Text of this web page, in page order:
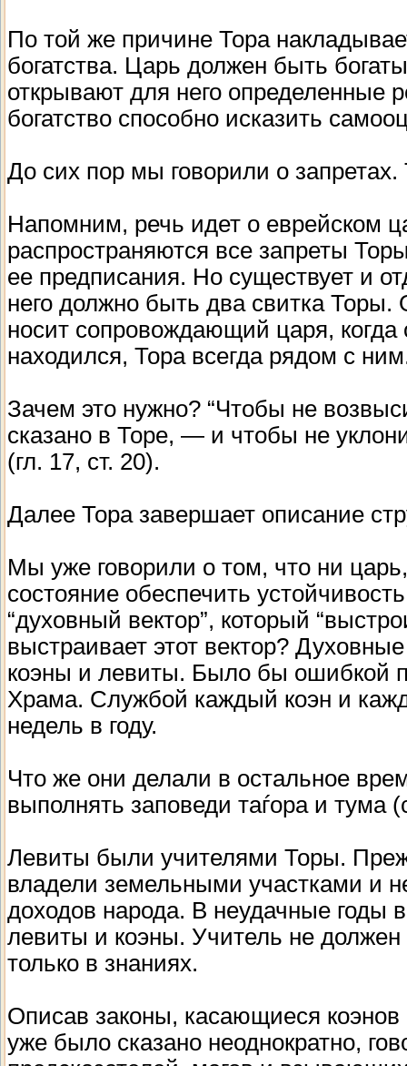
По той же причине Тора
богатства. Царь должен быть
открывают для него определенные
богатство способно исказить
До сих пор мы говорили о
Напомним, речь идет о еврейском
распространяются все запреты
ее предписания. Но существует и
него должно быть два свитка Торы.
носит сопровождающий царя,
находился, Тора всегда рядом с
Зачем это нужно? “Чтобы не
сказано в Торе, — и чтобы не
(гл. 17, ст. 20).
Далее Тора завершает описание
Мы уже говорили о том, что ни
состояние обеспечить
“духовный вектор”, который
выстраивает этот вектор?
коэны и левиты. Было бы ошибкой
Храма. Службой каждый коэн и
недель в году.
Что же они делали в остальное
выполнять заповеди таѓора и тума
Левиты были учителями Торы.
владели земельными участками и
доходов народа. В неудачные годы
левиты и коэны. Учитель не
только в знаниях.
Описав законы, касающиеся
уже было сказано неоднократно,